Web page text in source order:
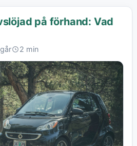
på förhand: Vad
2 min